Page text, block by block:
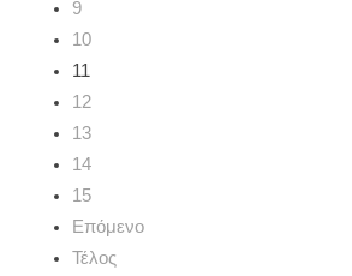
9
10
11
12
13
14
15
Επόμενο
Τέλος